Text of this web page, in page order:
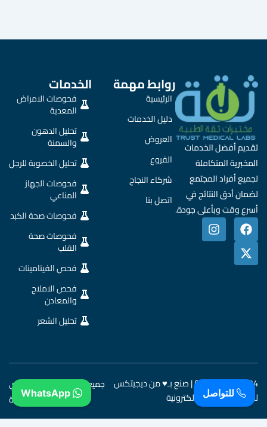
تقديم أفضل الخدمات
المخبرية المتكاملة
لجميع أفراد المجتمع
لضمان أدق النتائج في
أسرع وقت وبأعلى جودة.
F
a
c
e
I
n
X
-
t
w
روابط مهمة
الرئيسية
دليل الخدمات
العروض
الفروع
شركاء النجاح
اتصل بنا
الخدمات
فحوصات الامراض
المعدية
تحليل الدهون
والسمنة
تحليل الخصوبة للرجل
فحوصات الجهاز
المناعي
فحوصات صحة الكبد
فحوصات صحة
القلب
فحص الفيتامينات
فحص الاملاح
والمعادن
تحليل الشعر
Copyright © 2024 | صنع بـ♥ من ديجيتكس
للخدمات التجارة الإلكترونية
جميع الحقوق محفوظة لدي
مختبرات ثقة الطبية
للتواصل